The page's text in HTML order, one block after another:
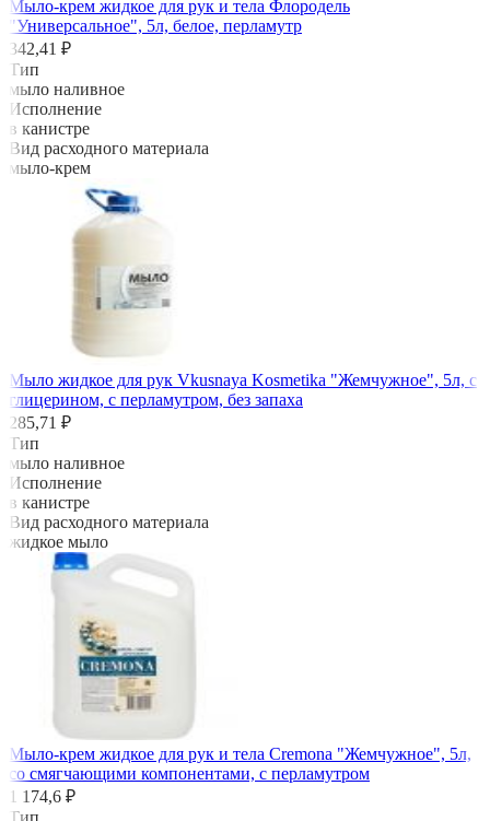
Мыло-крем жидкое для рук и тела Флородель
"Универсальное", 5л, белое, перламутр
342,41 ₽
Тип
мыло наливное
Исполнение
в канистре
Вид расходного материала
мыло-крем
Мыло жидкое для рук Vkusnaya Kosmetika "Жемчужное", 5л, с
глицерином, с перламутром, без запаха
285,71 ₽
Тип
мыло наливное
Исполнение
в канистре
Вид расходного материала
жидкое мыло
Мыло-крем жидкое для рук и тела Cremona "Жемчужное", 5л,
со смягчающими компонентами, с перламутром
1 174,6 ₽